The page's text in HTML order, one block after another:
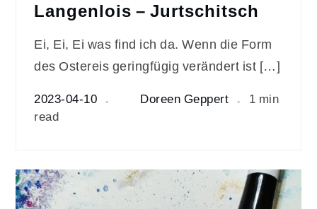
Langenlois – Jurtschitsch
Ei, Ei, Ei was find ich da. Wenn die Form
des Ostereis geringfügig verändert ist […]
2023-04-10 Doreen Geppert
1 min
read